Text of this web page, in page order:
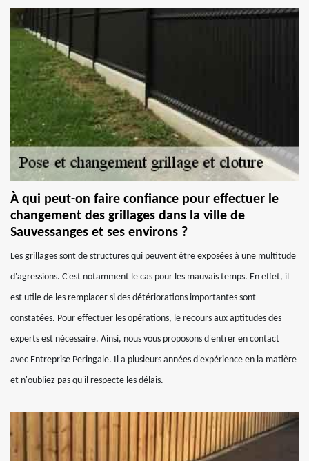
À qui peut-on faire confiance pour effectuer le
changement des grillages dans la ville de
Sauvessanges et ses environs ?
Les grillages sont de structures qui peuvent être exposées à une multitude
d'agressions. C'est notamment le cas pour les mauvais temps. En effet, il
est utile de les remplacer si des détériorations importantes sont
constatées. Pour effectuer les opérations, le recours aux aptitudes des
experts est nécessaire. Ainsi, nous vous proposons d'entrer en contact
avec Entreprise Peringale. Il a plusieurs années d'expérience en la matière
et n'oubliez pas qu'il respecte les délais.